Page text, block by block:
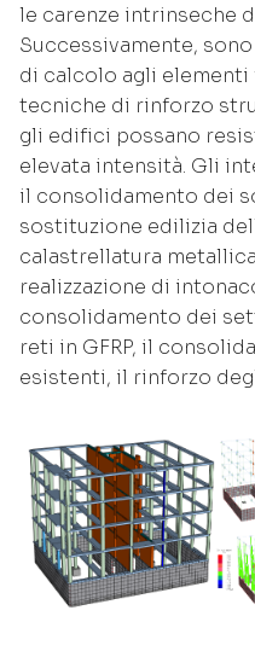
le carenze intrinseche
Successivamente,
di calcolo agli
tecniche di rinforzo
gli edifici possano
elevata intensità. Gli
il consolidamento dei
sostituzione edilizia
calastrellatura
realizzazione di
consolidamento dei
reti in GFRP, il
esistenti, il rinforzo